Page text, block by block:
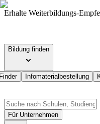
Erhalte Weiterbildungs-
Bildung finden
Infomaterialbestellung
Für Unternehmen